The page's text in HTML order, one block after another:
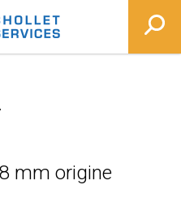
mm origine